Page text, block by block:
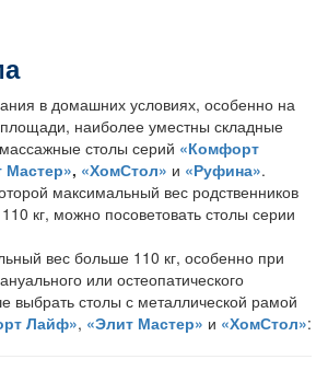
в домашних условиях, особенно на
наиболее уместны складные
столы серий «Комфорт
Мастер», «ХомСтол» и «Руфина».
максимальный вес родственников
кг, можно посоветовать столы серии
вес больше 110 кг, особенно при
или остеопатического
выбрать столы с металлической рамой
Лайф», «Элит Мастер» и «ХомСтол»: